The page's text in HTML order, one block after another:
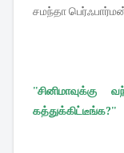
சமந்தா
கத்துக்கிட்டீங்க?''